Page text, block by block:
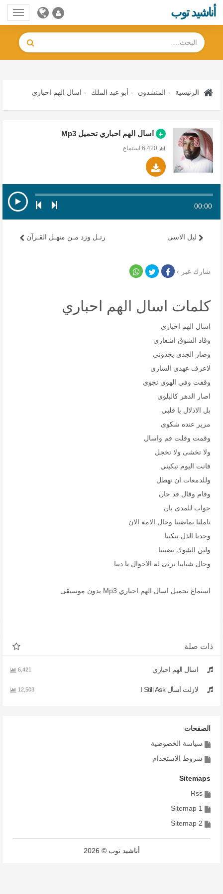
أناشيد توب
الرئيسية المنشدون أبو عبد الملك اسال الهم احباري
اسال الهم احباري تحميل Mp3
00:00
رتـل وزد مـن منهـل القـرآن ليل الاسى
شارك عبر ›
كلمات اسال الهم احباري
اسال الهم احباري
وقاد الشوق اشعاري
وصار الجدي يحدوني
لاعرف عهدي الساري
وقفت وفي الهوى نجوى
اصار الدهر كالبلوى
بل الاذلال يا قلبي
مرير عنده شكوى
وقمت وقلت قم واسال
ولا تخشى ولا تخجل
فانت اليوم تبكيني
وللدمعات ان تهطل
وقام وقال قد حان
جواب للمدى بان
تاملنا بماضينا وحال الامة الان
وجدنا الذل يبكينا
ولين الشوك يضنينا
وحال شبابنا ترثى له الاحوال يا دينا
استماع تحميل اسال الهم احباري Mp3 بدون موسيقى
ذات صلة
اسال الهم احباري 6,421
لازلت أسأل I Still Ask 12,503
الصفحات
سياسة الخصوصية
شروط الاستخدام
Sitemaps
Rss
Sitemap 1
Sitemap 2
أناشيد توب © 2026